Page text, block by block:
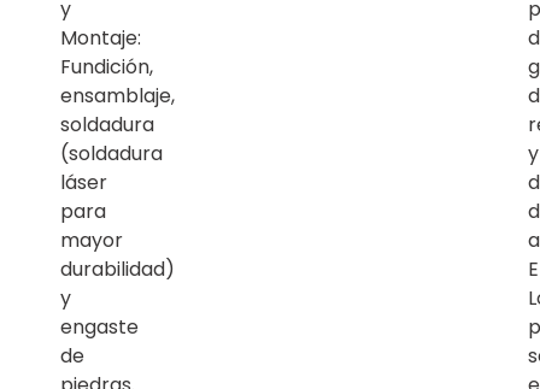
y
Montaje:
Fundición,
ensamblaje,
soldadura
(soldadura
láser
para
mayor
durabilidad)
y
engaste
de
y